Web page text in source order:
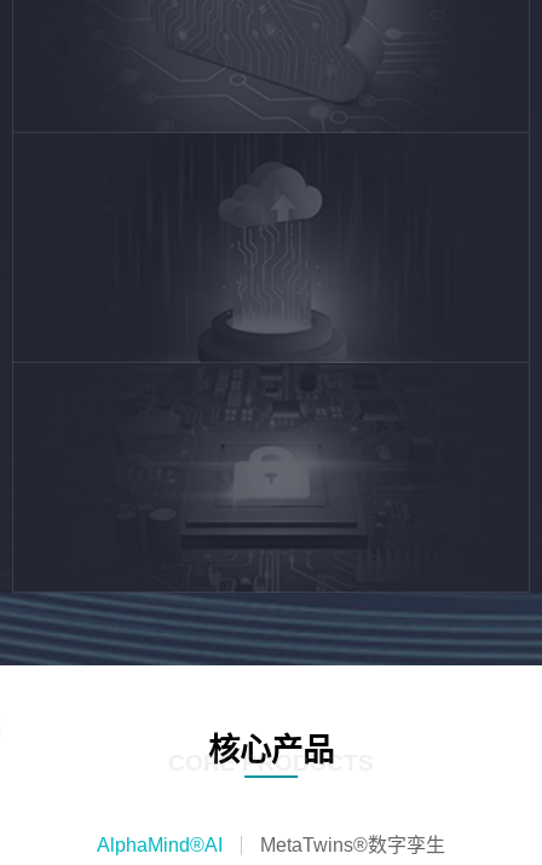
核心产品
CORE PRODUCTS
AlphaMind®AI MetaTwins®数字孪生